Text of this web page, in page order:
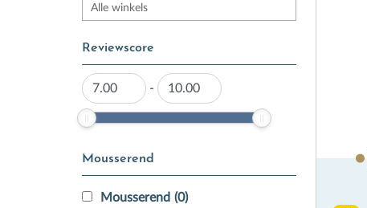
Reviewscore
-
Mousserend
Mousserend (0)